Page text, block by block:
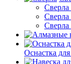
Сверла
Сверла
Сверла
Оснастка